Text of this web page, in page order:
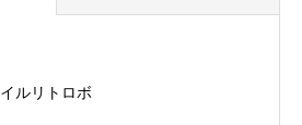
イルリトロボ